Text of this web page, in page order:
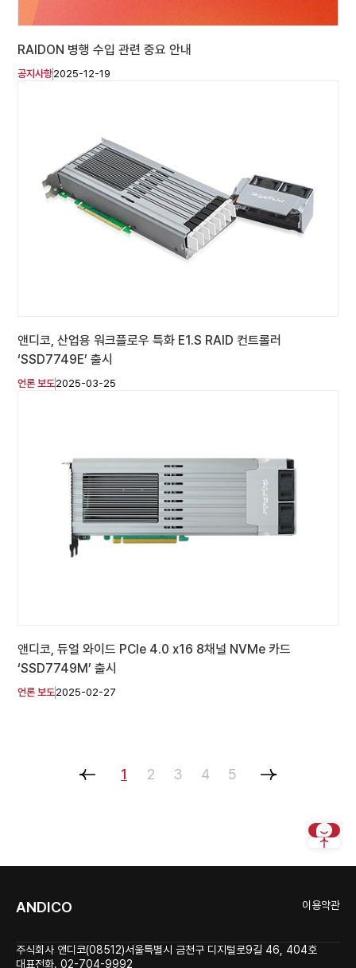
RAIDON 병행 수입 관련 중요 안내
공지사항2025-12-19
앤디코, 산업용 워크플로우 특화 E1.S RAID 컨트롤러
‘SSD7749E’ 출시
언론 보도2025-03-25
앤디코, 듀얼 와이드 PCIe 4.0 x16 8채널 NVMe 카드
‘SSD7749M’ 출시
언론 보도2025-02-27
1 2 3 4 5
ANDICO 이용약관
주식회사 앤디코(08512)서울특별시 금천구 디지털로9길 46, 404호
대표전화. 02-704-9992